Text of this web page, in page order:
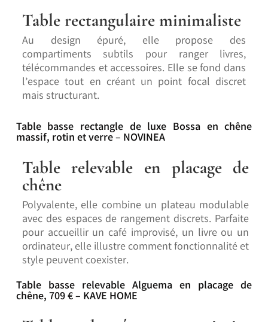
Table rectangulaire minimaliste
Au design épuré, elle propose des
compartiments subtils pour ranger livres,
télécommandes et accessoires. Elle se fond dans
l’espace tout en créant un point focal discret
mais structurant.
Table basse rectangle de luxe Bossa en chêne
massif, rotin et verre – NOVINEA
Table relevable en placage de
chêne
Polyvalente, elle combine un plateau modulable
avec des espaces de rangement discrets. Parfaite
pour accueillir un café improvisé, un livre ou un
ordinateur, elle illustre comment fonctionnalité et
style peuvent coexister.
Table basse relevable Alguema en placage de
chêne, 709 € – KAVE HOME